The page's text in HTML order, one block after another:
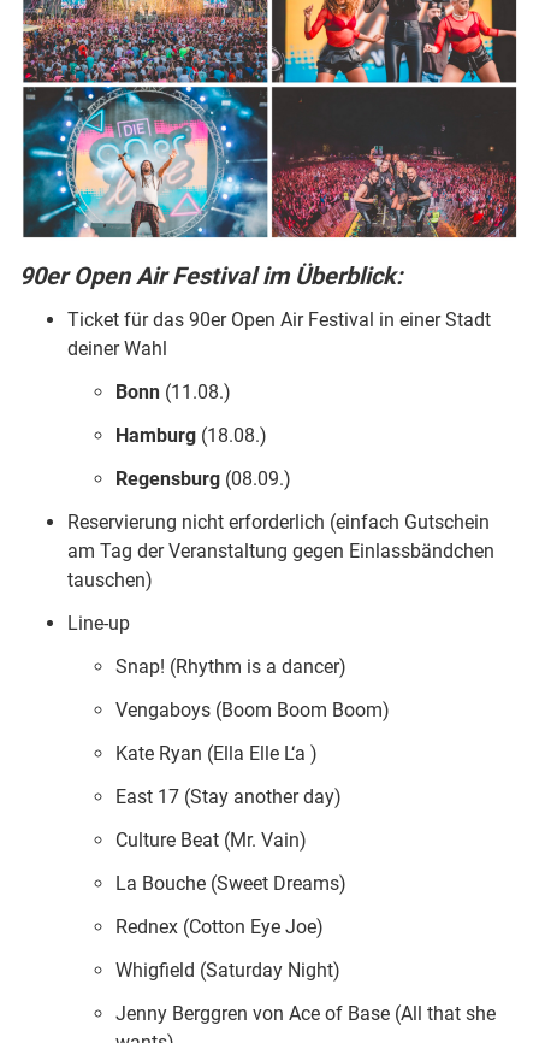
90er Open Air Festival im Überblick:
Ticket für das 90er Open Air Festival in einer Stadt
deiner Wahl
Bonn (11.08.)
Hamburg (18.08.)
Regensburg (08.09.)
Reservierung nicht erforderlich (einfach Gutschein
am Tag der Veranstaltung gegen Einlassbändchen
tauschen)
Line-up
Snap! (Rhythm is a dancer)
Vengaboys (Boom Boom Boom)
Kate Ryan (Ella Elle L‘a )
East 17 (Stay another day)
Culture Beat (Mr. Vain)
La Bouche (Sweet Dreams)
Rednex (Cotton Eye Joe)
Whigfield (Saturday Night)
Jenny Berggren von Ace of Base (All that she